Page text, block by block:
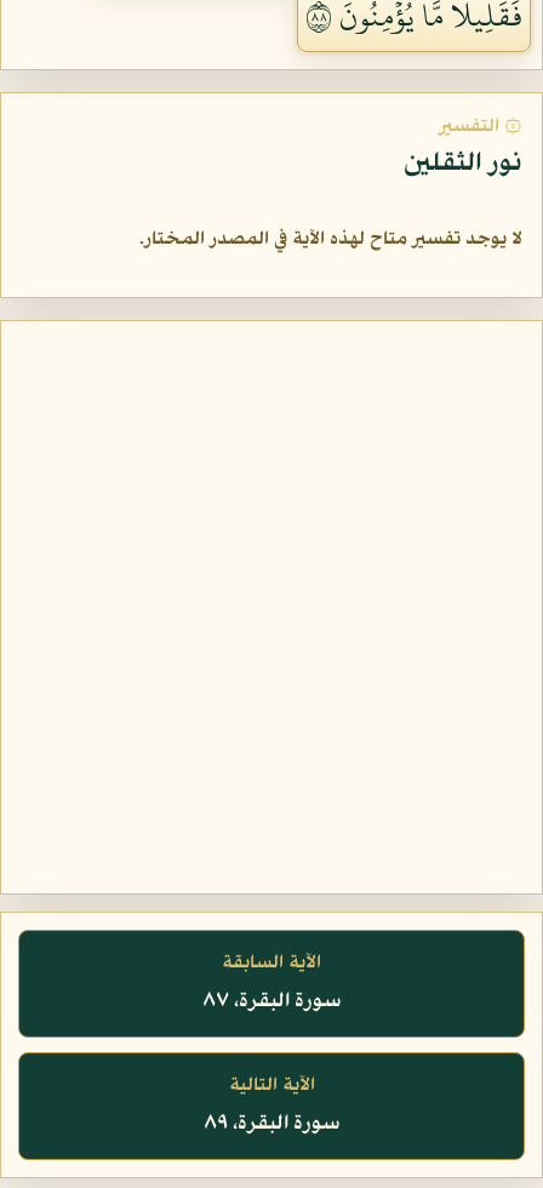
فَقَلِيلٗا مَّا يُؤۡمِنُونَ ٨٨
۞ التفسير
نور الثقلين
لا يوجد تفسير متاح لهذه الآية في المصدر المختار.
الآية السابقة
سورة البقرة، ٨٧
الآية التالية
سورة البقرة، ٨٩